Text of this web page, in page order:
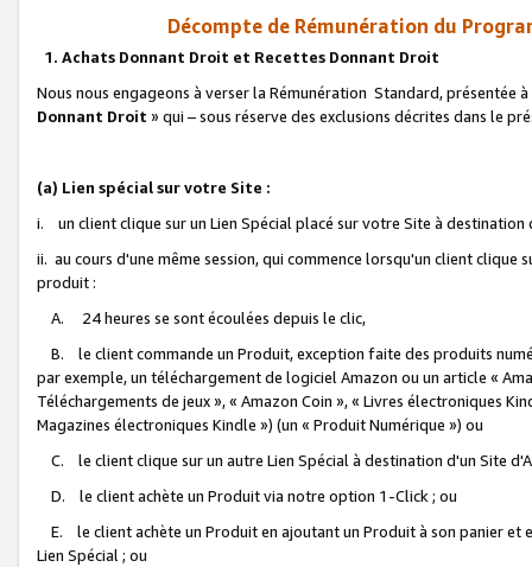
Décompte de Rémunération du
1. Achats Donnant Droit et Recettes Donnant Droit
Nous nous engageons à verser la Rémunération Standard, présentée
Donnant Droit » qui – sous réserve des exclusions décrites dans le
(a) Lien spécial sur votre Site :
i. un client clique sur un Lien Spécial placé sur votre Site à destination
ii. au cours d'une même session, qui commence lorsqu'un client
produit :
A. 24 heures se sont écoulées depuis le clic,
B. le client commande un Produit, exception faite des produits
par exemple, un téléchargement de logiciel Amazon ou un article «
Téléchargements de jeux », « Amazon Coin », « Livres électroniques
Magazines électroniques Kindle ») (un « Produit Numérique ») ou
C. le client clique sur un autre Lien Spécial à destination d'un Site
D. le client achète un Produit via notre option 1-Click ; ou
E. le client achète un Produit en ajoutant un Produit à son panier et
Lien Spécial ; ou